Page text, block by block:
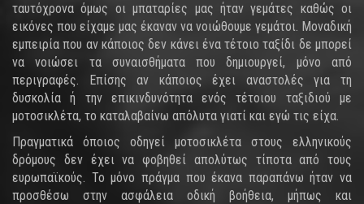
ταυτόχρονα όμως οι μπαταρίες μας ήταν γεμάτες καθώς οι
εικόνες που είχαμε μας έκαναν να νοιώθουμε γεμάτοι. Μοναδική
εμπειρία που αν κάποιος δεν κάνει ένα τέτοιο ταξίδι δε μπορεί
να νοιώσει τα συναισθήματα που δημιουργεί, μόνο από
περιγραφές. Επίσης αν κάποιος έχει αναστολές για τη
δυσκολία ή την επικινδυνότητα ενός τέτοιου ταξιδιού με
μοτοσικλέτα, το καταλαβαίνω απόλυτα γιατί και εγώ τις είχα.
Πραγματικά όποιος οδηγεί μοτοσικλέτα στους ελληνικούς
δρόμους δεν έχει να φοβηθεί απολύτως τίποτα από τους
ευρωπαϊκούς. Το μόνο πράγμα που έκανα παραπάνω ήταν να
προσθέσω στην ασφάλεια οδική βοήθεια, μήπως και